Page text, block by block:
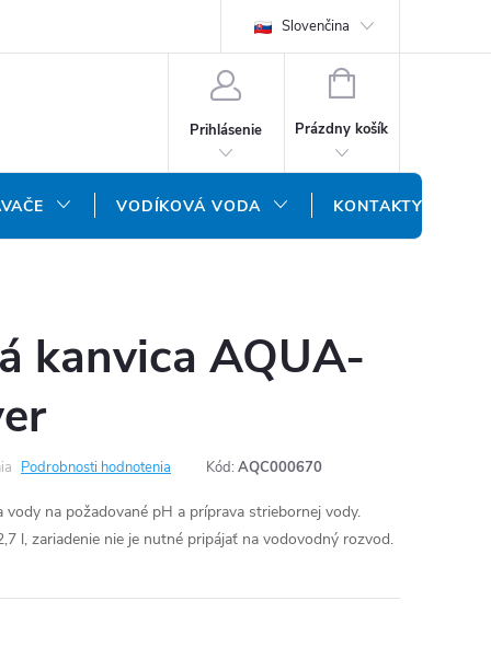
DOPRAVA A PLATBA
Slovenčina
Prihlásenie
NÁKUPNÝ
Prázdny košík
VODÍKOVÁ VODA KONTAKTY
kanvica AQUA-
Podrobnosti hodnotenia Kód: AQC000670
na požadované pH a príprava striebornej vody.
l, zariadenie nie je nutné pripájať na vodovodný rozvod.